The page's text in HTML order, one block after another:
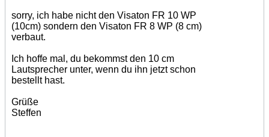
sorry, ich habe nicht den Visaton FR 10 WP
(10cm) sondern den Visaton FR 8 WP (8 cm)
verbaut.
Ich hoffe mal, du bekommst den 10 cm
Lautsprecher unter, wenn du ihn jetzt schon
bestellt hast.
Grüße
Steffen